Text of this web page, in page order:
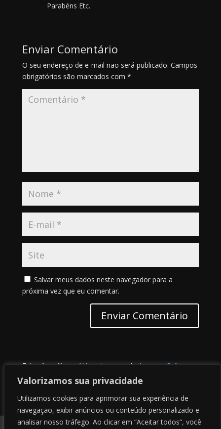
Valorizamos sua privacidade
Utilizamos cookies para aprimorar sua experiência de
navegação, exibir anúncios ou conteúdo personalizado e
analisar nosso tráfego. Ao clicar em “Aceitar todos”, você
Parabéns Etc.
Enviar Comentário
O seu endereço de e-mail não será publicado. Campos
obrigatórios são marcados com *
Salvar meus dados neste navegador para a
próxima vez que eu comentar.
Este site utiliza o Akismet para reduzir spam.Saiba
como seus dados em comentários são processados